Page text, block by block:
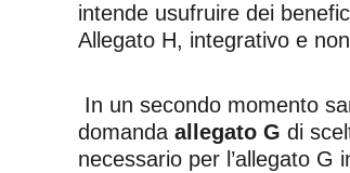
intende usufruire dei
Allegato H, integrativo e
In un secondo momento
domanda allegato G di
necessario per l’allegato G